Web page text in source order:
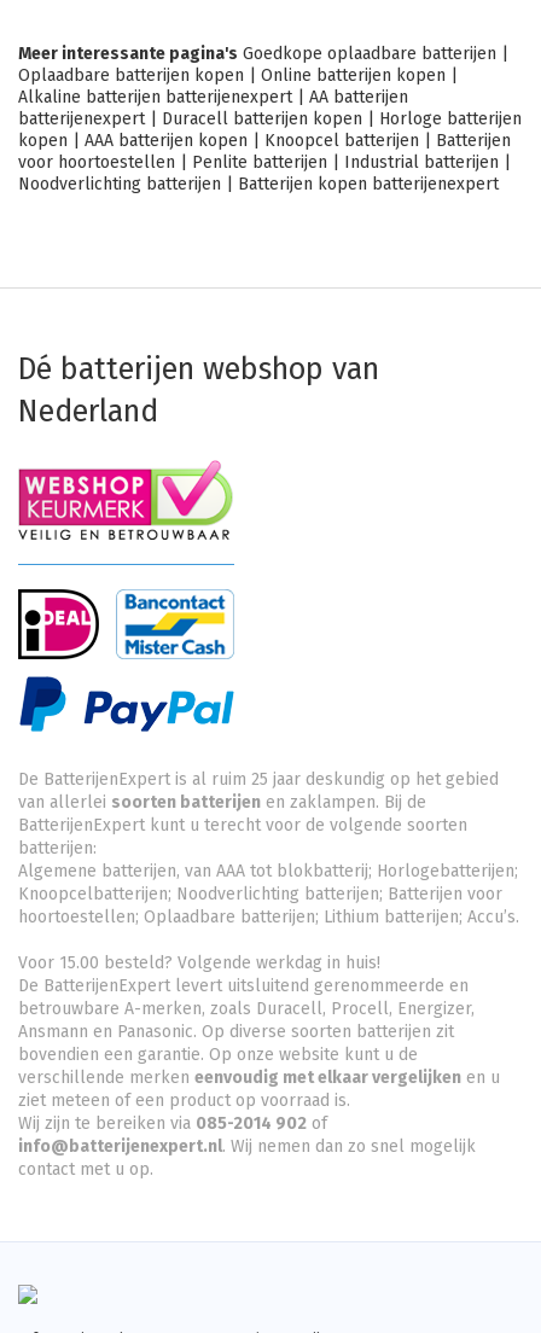
Meer interessante pagina's Goedkope oplaadbare batterijen
Oplaadbare batterijen kopen
Online batterijen kopen
Alkaline batterijen batterijenexpert| AA batterijen
batterijenexpert| Duracell batterijen kopen
Horloge batterijen
kopen
AAA batterijen kopen Knoopcel batterijen
Batterijen
voor hoortoestellen
Penlite batterijen Industrial batterijen
Noodverlichting batterijen
Batterijen kopen batterijenexpert
Dé batterijen webshop van
Nederland
De BatterijenExpert is al ruim 25 jaar deskundig op het gebied
van allerlei soorten batterijen en zaklampen. Bij de
BatterijenExpert kunt u terecht voor de volgende soorten
batterijen:
Algemene batterijen, van AAA tot blokbatterij; Horlogebatterijen;
Knoopcelbatterijen; Noodverlichting batterijen; Batterijen voor
hoortoestellen; Oplaadbare batterijen; Lithium batterijen; Accu’s.
Voor 15.00 besteld? Volgende werkdag in huis!
De BatterijenExpert levert uitsluitend gerenommeerde en
betrouwbare A-merken, zoals Duracell, Procell, Energizer,
Ansmann en Panasonic. Op diverse soorten batterijen zit
bovendien een garantie. Op onze website kunt u de
verschillende merken eenvoudig met elkaar vergelijken en u
ziet meteen of een product op voorraad is.
Wij zijn te bereiken via 085-2014 902 of
info@batterijenexpert.nl. Wij nemen dan zo snel mogelijk
contact met u op.